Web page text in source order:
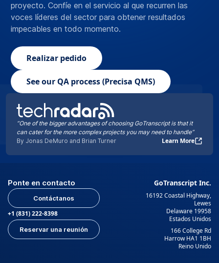
“One of the bigger advantages of choosing GoTranscript is that it
can cater for the more complex projects you may need to handle”
By Jonas DeMuro and Brian Turner
Learn More
proyecto. Confíe en el servicio al que recurren las
voces líderes del sector para obtener resultados
impecables en todo momento.
Realizar pedido
See our QA process (Precisa QMS)
Ponte en contacto
Contáctanos
+1 (831) 222-8398
Reservar una reunión
GoTranscript Inc.
16192 Coastal Highway,
Lewes
Delaware 19958
Estados Unidos
166 College Rd
Harrow HA1 1BH
Reino Unido